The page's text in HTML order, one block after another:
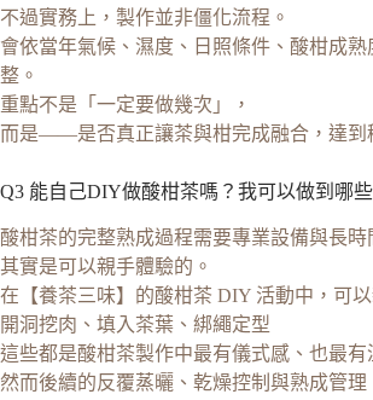
不過實務上，製作並非僵化流程。
會依當年氣候、濕度、日照條件、酸柑成熟
整。
重點不是「一定要做幾次」，
而是——是否真正讓茶與柑完成融合，達到
Q3 能自己DIY做酸柑茶嗎？我可以做到哪些
酸柑茶的完整熟成過程需要專業設備與長
其實是可以親手體驗的。
在【養茶三味】的酸柑茶 DIY 活動中，可以
開洞挖肉、填入茶葉、綁繩定型
這些都是酸柑茶製作中最有儀式感、也最有
然而後續的反覆蒸曬、乾燥控制與熟成管